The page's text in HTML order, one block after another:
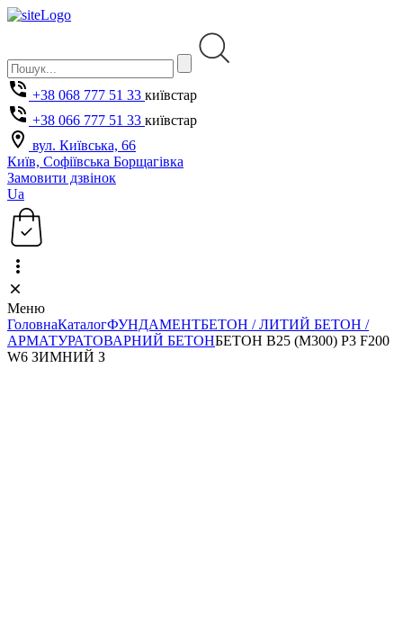
+38 068 777 51 33 київстар
+38 066 777 51 33 київстар
вул. Київська, 66
Київ, Софіївська Борщагівка
Замовити дзвінок
Ua
Меню
ГоловнаКаталогФУНДАМЕНТБЕТОН / ЛИТИЙ БЕТОН /
АРМАТУРАТОВАРНИЙ БЕТОНБЕТОН B25 (M300) P3 F200
W6 ЗИМНИЙ З